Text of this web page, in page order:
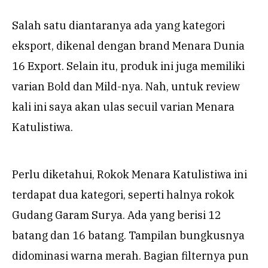
Salah satu diantaranya ada yang kategori
eksport, dikenal dengan brand Menara Dunia
16 Export. Selain itu, produk ini juga memiliki
varian Bold dan Mild-nya. Nah, untuk review
kali ini saya akan ulas secuil varian Menara
Katulistiwa.
Perlu diketahui, Rokok Menara Katulistiwa ini
terdapat dua kategori, seperti halnya rokok
Gudang Garam Surya. Ada yang berisi 12
batang dan 16 batang. Tampilan bungkusnya
didominasi warna merah. Bagian filternya pun